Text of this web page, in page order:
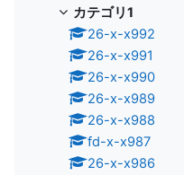
カテゴリ1
26-x-x992
26-x-x991
26-x-x990
26-x-x989
26-x-x988
fd-x-x987
26-x-x986